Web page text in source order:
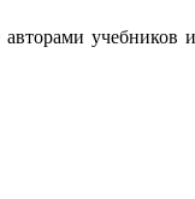
учебников